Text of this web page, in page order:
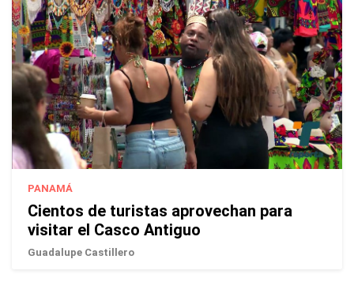
PANAMÁ
Cientos de turistas aprovechan para
visitar el Casco Antiguo
Guadalupe Castillero